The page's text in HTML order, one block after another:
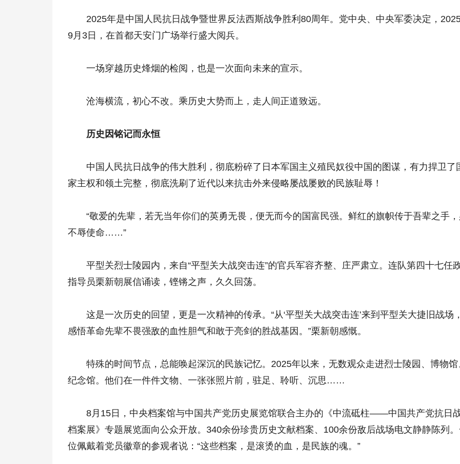
2025年是中国人民抗日战争暨世界反法西斯战争胜利80周年。党中央、中央军委决定，
9月3日，在首都天安门广场举行盛大阅兵。
一场穿越历史烽烟的检阅，也是一次面向未来的宣示。
沧海横流，初心不改。乘历史大势而上，走人间正道致远。
历史因铭记而永恒
中国人民抗日战争的伟大胜利，彻底粉碎了日本军国主义殖民奴役中国的图谋，有力捍卫了
家主权和领土完整，彻底洗刷了近代以来抗击外来侵略屡战屡败的民族耻辱！
“敬爱的先辈，若无当年你们的英勇无畏，便无而今的国富民强。鲜红的旗帜传于吾辈之手
不辱使命……”
平型关烈士陵园内，来自“平型关大战突击连”的官兵军容齐整、庄严肃立。连队第四十七任
指导员栗新朝展信诵读，铿锵之声，久久回荡。
这是一次历史的回望，更是一次精神的传承。“从‘平型关大战突击连’来到平型关大捷旧战场，
感悟革命先辈不畏强敌的血性胆气和敢于亮剑的胜战基因。”栗新朝感慨。
特殊的时间节点，总能唤起深沉的民族记忆。2025年以来，无数观众走进烈士陵园、博物馆
纪念馆。他们在一件件文物、一张张照片前，驻足、聆听、沉思……
8月15日，中央档案馆与中国共产党历史展览馆联合主办的《中流砥柱——中国共产党抗日
档案展》专题展览面向公众开放。340余份珍贵历史文献档案、100余份敌后战场电文静静陈列
位佩戴着党员徽章的参观者说：“这些档案，是滚烫的血，是民族的魂。”